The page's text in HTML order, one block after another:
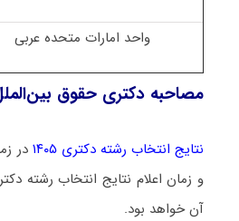
واحد امارات متحده عربی
مصاحبه دکتری حقوق
نتایج انتخاب رشته دکتری ۱۴۰۵
در
آن خواهد بود.